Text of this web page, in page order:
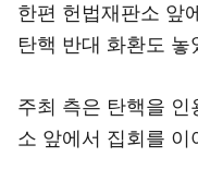
한편 헌법재판소 앞
탄핵 반대 화환도 놓
주최 측은 탄핵을
소 앞에서 집회를 이